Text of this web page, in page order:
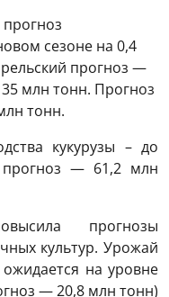
сезоне на 0,4
прогноз —
млн тонн. Прогноз
тонн.
кукурузы – до
прогноз — 61,2 млн
прогнозы
культур. Урожай
на уровне
— 20,8 млн тонн)